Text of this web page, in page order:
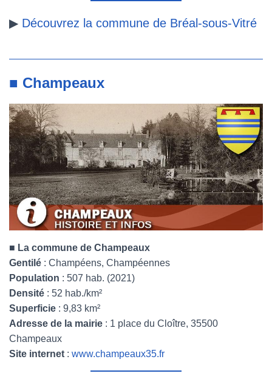
▶ Découvrez la commune de Bréal-sous-Vitré
■ Champeaux
■ La commune de Champeaux
Gentilé : Champéens, Champéennes
Population : 507 hab. (2021)
Densité : 52 hab./km²
Superficie : 9,83 km²
Adresse de la mairie : 1 place du Cloître, 35500
Champeaux
Site internet : www.champeaux35.fr